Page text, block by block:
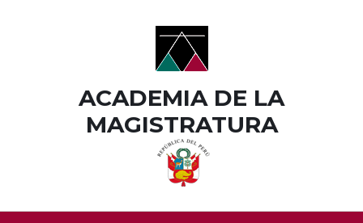
ACADEMIA DE LA
MAGISTRATURA